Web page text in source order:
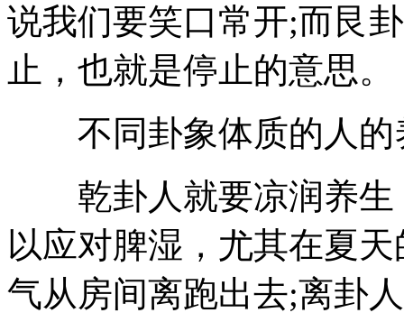
说我们要笑口常开;而艮
止，也就是停止的意思。
不同卦象体质的人的
乾卦人就要凉润养生
以应对脾湿，尤其在夏
气从房间离跑出去;离卦